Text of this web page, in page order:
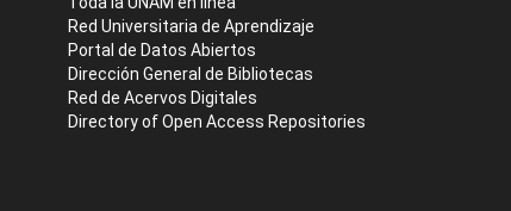
Red Universitaria de Aprendizaje
Portal de Datos Abiertos
Dirección General de Bibliotecas
Red de Acervos Digitales
Directory of Open Access Repositories